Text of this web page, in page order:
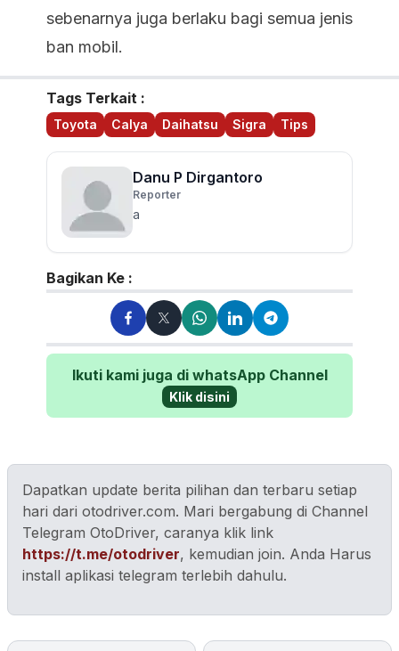
sebenarnya juga berlaku bagi semua jenis
ban mobil.
Tags Terkait :
Toyota Calya Daihatsu Sigra Tips
Danu P Dirgantoro
Reporter
a
Bagikan Ke :
Ikuti kami juga di whatsApp Channel
Klik disini
Dapatkan update berita pilihan dan terbaru setiap
hari dari otodriver.com. Mari bergabung di Channel
Telegram OtoDriver, caranya klik link
https://t.me/otodriver, kemudian join. Anda Harus
install aplikasi telegram terlebih dahulu.